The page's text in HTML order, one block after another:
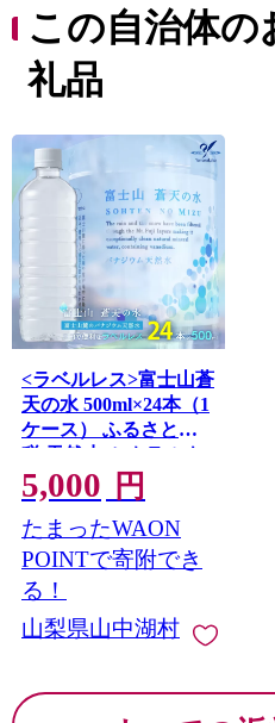
豊かな自然を四季折々に満
は、温泉施設、公園、文学
ス、キャンプ場など、多く
設があります。山中湖は「
はコブハクチョウが定住し、
ができます。豊かな自然に
庫で「山中湖文学の森公園」
が見られ、日本でも有数のバ
して知られています。
この自治体
礼品
<ラベルレス>富士山蒼
天の水 500ml×24本（1
ケース） ふるさと納
税 天然水 ミネラルウ
ォーター ラベルレス
水 お水 鉱水 山梨県 山
中湖村 送料無料
YC003
5,000 円
たまったWAON
POINTで寄附でき
る！
山梨県山中湖村